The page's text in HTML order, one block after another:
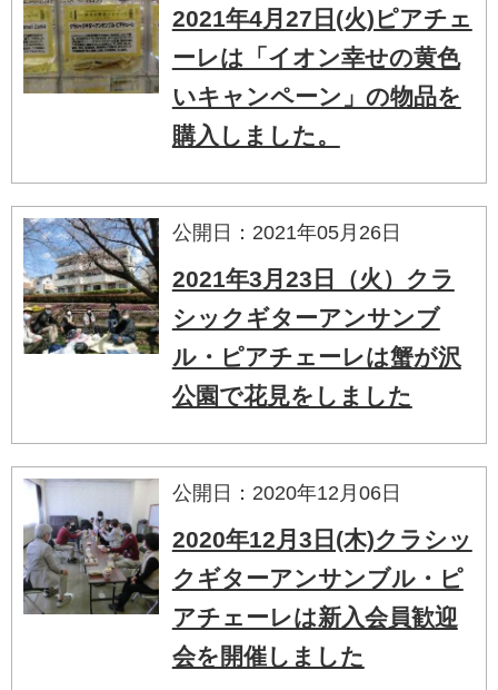
2021年4月27日(火)ピアチェ
ーレは「イオン幸せの黄色
いキャンペーン」の物品を
購入しました。
公開日：2021年05月26日
2021年3月23日（火）クラ
シックギターアンサンブ
ル・ピアチェーレは蟹が沢
公園で花見をしました
公開日：2020年12月06日
2020年12月3日(木)クラシッ
クギターアンサンブル・ピ
アチェーレは新入会員歓迎
会を開催しました